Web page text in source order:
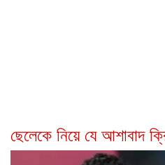
ছেলেকে নিয়ে যে আশাবাদ